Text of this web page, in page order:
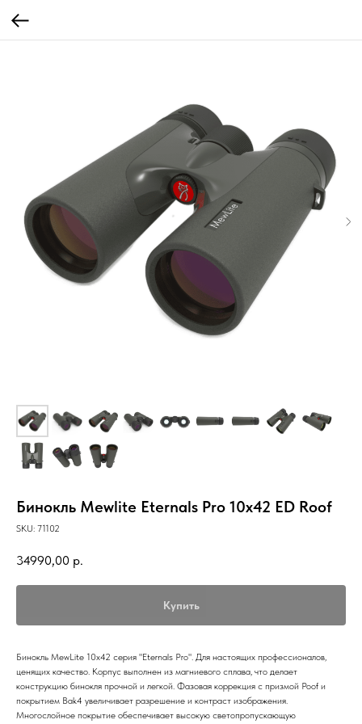
Бинокль Mewlite Eternals Pro 10x42 ED Roof
SKU: 71102
34990,00 р.
Купить
Бинокль MewLite 10х42 серия "Eternals Pro". Для настоящих профессионалов,
ценящих качество. Корпус выполнен из магниевого сплава, что делает
конструкцию бинокля прочной и легкой. Фазовая коррекция с призмой Poof и
покрытием Bak4 увеличивает разрешение и контраст изображения.
Многослойное покрытие обеспечивает высокую светопропускающую